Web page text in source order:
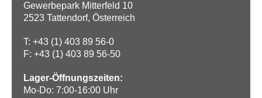
Gewerbepark Mitterfeld 10
2523 Tattendorf, Österreich
T: +43 (1) 403 89 56-0
F: +43 (1) 403 89 56-50
Lager-Öffnungszeiten:
Mo-Do: 7:00-16:00 Uhr